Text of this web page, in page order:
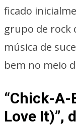
ficado
grupo de rock
música de
bem no meio
“Chick-A-
Love It)”,